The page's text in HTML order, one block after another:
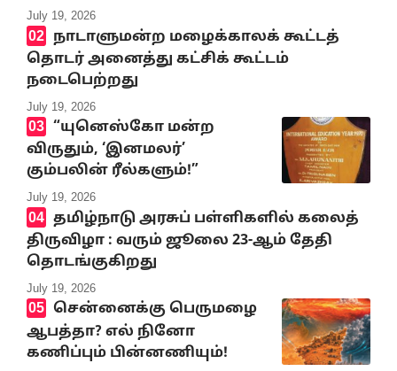
July 19, 2026
நாடாளுமன்ற மழைக்காலக் கூட்டத்
தொடர் அனைத்து கட்சிக் கூட்டம்
நடைபெற்றது
July 19, 2026
“யுனெஸ்கோ மன்ற
விருதும், ‘இனமலர்’
கும்பலின் ரீல்களும்!”
July 19, 2026
தமிழ்நாடு அரசுப் பள்ளிகளில் கலைத்
திருவிழா : வரும் ஜூலை 23-ஆம் தேதி
தொடங்குகிறது
July 19, 2026
சென்னைக்கு பெருமழை
ஆபத்தா? எல் நினோ
கணிப்பும் பின்னணியும்!